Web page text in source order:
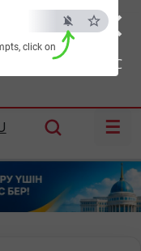
×
ESC
click on
Шымкент:37°C
☰